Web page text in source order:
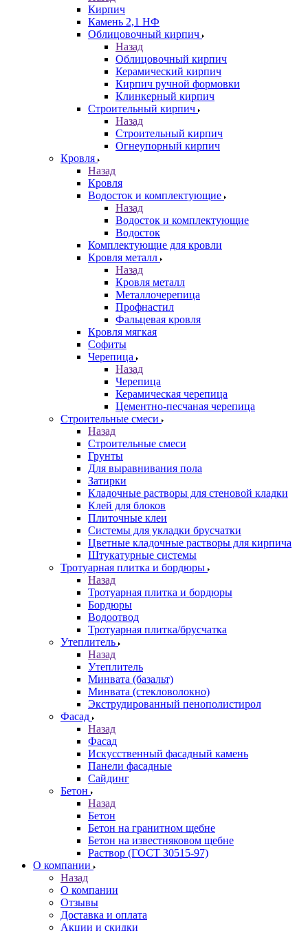
Кирпич
Камень 2,1 НФ
Облицовочный кирпич
Назад
Облицовочный кирпич
Керамический кирпич
Кирпич ручной формовки
Клинкерный кирпич
Строительный кирпич
Назад
Строительный кирпич
Огнеупорный кирпич
Кровля
Назад
Кровля
Водосток и комплектующие
Назад
Водосток и комплектующие
Водосток
Комплектующие для кровли
Кровля металл
Назад
Кровля металл
Металлочерепица
Профнастил
Фальцевая кровля
Кровля мягкая
Софиты
Черепица
Назад
Черепица
Керамическая черепица
Цементно-песчаная черепица
Строительные смеси
Назад
Строительные смеси
Грунты
Для выравнивания пола
Затирки
Кладочные растворы для стеновой кладки
Клей для блоков
Плиточные клеи
Системы для укладки брусчатки
Цветные кладочные растворы для кирпича
Штукатурные системы
Тротуарная плитка и бордюры
Назад
Тротуарная плитка и бордюры
Бордюры
Водоотвод
Тротуарная плитка/брусчатка
Утеплитель
Назад
Утеплитель
Минвата (базальт)
Минвата (стекловолокно)
Экструдированный пенополистирол
Фасад
Назад
Фасад
Искусственный фасадный камень
Панели фасадные
Сайдинг
Бетон
Назад
Бетон
Бетон на гранитном щебне
Бетон на известняковом щебне
Раствор (ГОСТ 30515-97)
О компании
Назад
О компании
Отзывы
Доставка и оплата
Акции и скидки